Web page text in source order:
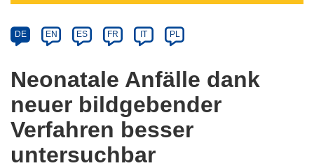
Article
available
the
following
languages:
DE EN ES FR IT PL
Neonatale Anfälle dank
neuer bildgebender
Verfahren besser
untersuchbar